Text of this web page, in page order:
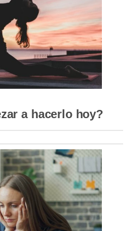
a hacerlo hoy?